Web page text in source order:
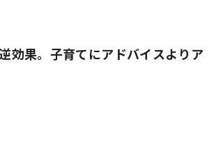
効果。子育てにアドバイスよりア